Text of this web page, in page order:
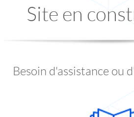
Site en
Besoin d'assistance ou